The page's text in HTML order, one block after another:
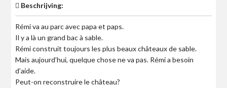
Beschrijving:
Rémi va au parc avec papa et paps.
Il y a là un grand bac à sable.
Rémi construit toujours les plus beaux châteaux de sable.
Mais aujourd’hui, quelque chose ne va pas. Rémi a besoin
d’aide.
Peut-on reconstruire le château?